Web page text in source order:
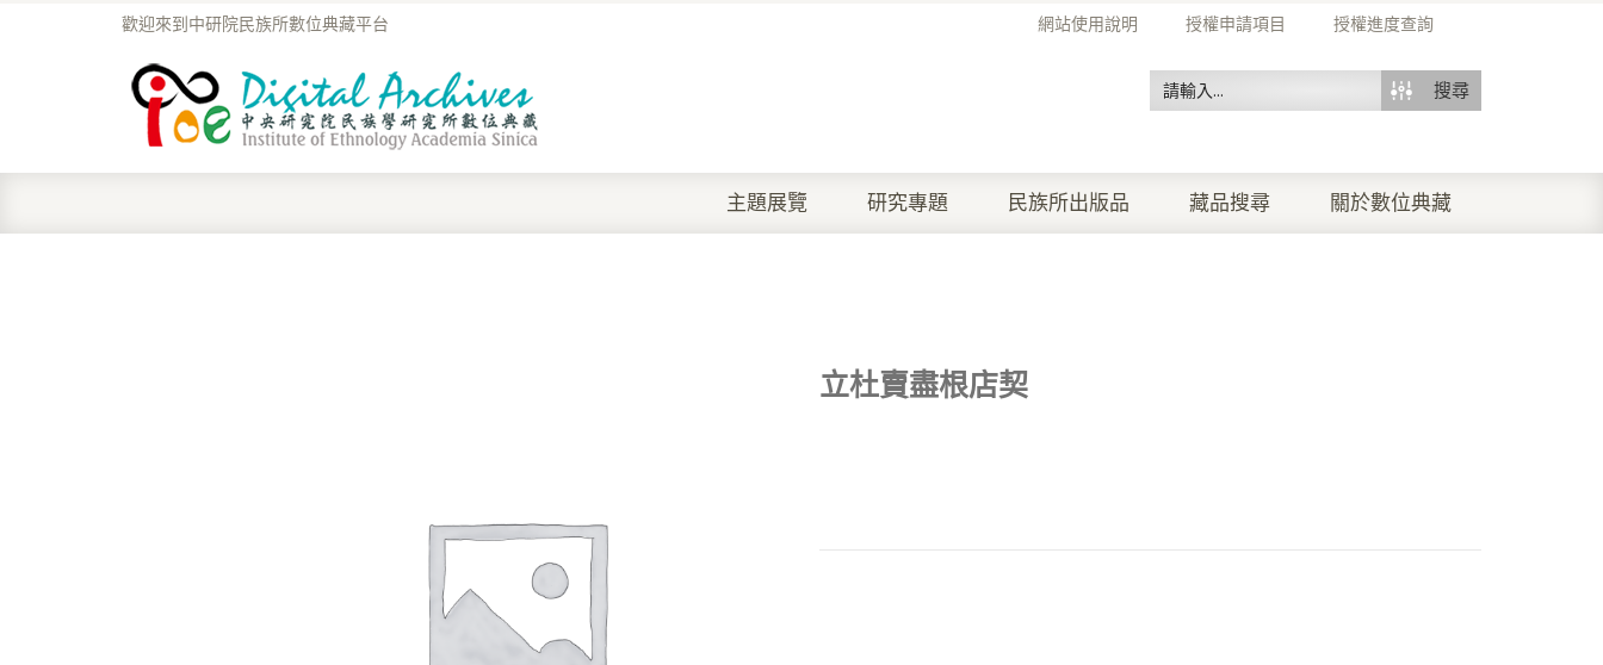
網站使用說明 授權申請項目 授權進度查詢
歡迎來到中研院民族所數位典藏平台
搜尋
主題展覽 研究專題 民族所出版品 藏品搜尋 關於數位典藏
立杜賣盡根店契